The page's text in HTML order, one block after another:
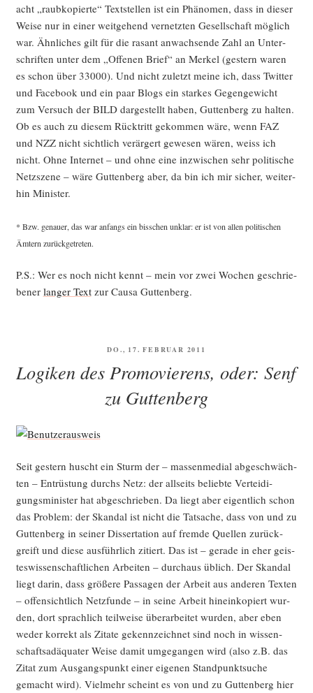
acht „raub­ko­pier­te“ Text­stel­len ist ein Phä­no­men, dass in die­ser
Wei­se nur in einer weit­ge­hend ver­netz­ten Gesell­schaft mög­lich
war. Ähn­li­ches gilt für die rasant anwach­sen­de Zahl an Unter­
schrif­ten unter dem „Offe­nen Brief“ an Mer­kel (ges­tern waren
es schon über 33000). Und nicht zuletzt mei­ne ich, dass Twit­ter
und Face­book und ein paar Blogs ein star­kes Gegen­ge­wicht
zum Ver­such der BILD dar­ge­stellt haben, Gut­ten­berg zu hal­ten.
Ob es auch zu die­sem Rück­tritt gekom­men wäre, wenn FAZ
und NZZ nicht sicht­lich ver­är­gert gewe­sen wären, weiss ich
nicht. Ohne Inter­net – und ohne eine inzwi­schen sehr poli­ti­sche
Netz­sze­ne – wäre Gut­ten­berg aber, da bin ich mir sicher, wei­ter­
hin Minister.
* Bzw. genau­er, das war anfangs ein biss­chen unklar: er ist von allen poli­ti­schen
Ämtern zurückgetreten.
P.S.: Wer es noch nicht kennt – mein vor zwei Wochen geschrie­
be­ner lan­ger Textzur Cau­sa Guttenberg.
VERÖFFENTLICHT
DO., 17. FEBRUAR 2011
Logiken des Promovierens, oder: Senf
zu Guttenberg
Seit ges­tern huscht ein Sturm der – mas­sen­me­di­al abge­schwäch­
ten – Ent­rüs­tung durchs Netz: der all­seits belieb­te Ver­tei­di­
gungs­mi­nis­ter hat abge­schrie­ben. Da liegt aber eigent­lich schon
das Pro­blem: der Skan­dal ist nicht die Tat­sa­che, dass von und zu
Gut­ten­berg in sei­ner Dis­ser­ta­ti­on auf frem­de Quel­len zurück­
greift und die­se aus­führ­lich zitiert. Das ist – gera­de in eher geis­
tes­wis­sen­schaft­li­chen Arbei­ten – durch­aus üblich. Der Skan­dal
liegt dar­in, dass grö­ße­re Pas­sa­gen der Arbeit aus ande­ren Tex­ten
– offen­sicht­lich Netz­fun­de – in sei­ne Arbeit hin­ein­ko­piert wur­
den, dort sprach­lich teil­wei­se über­ar­bei­tet wur­den, aber eben
weder kor­rekt als Zita­te gekenn­zeich­net sind noch in wis­sen­
schafts­ad­äqua­ter Wei­se damit umge­gan­gen wird (also z.B. das
Zitat zum Aus­gangs­punkt einer eige­nen Stand­punkt­su­che
gemacht wird). Viel­mehr scheint es von und zu Gut­ten­berg hier